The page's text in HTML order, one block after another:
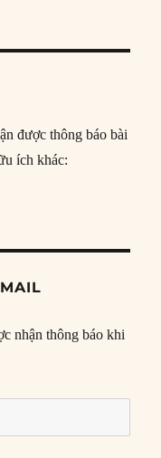
được thông báo bài
ích khác:
nhận thông báo khi